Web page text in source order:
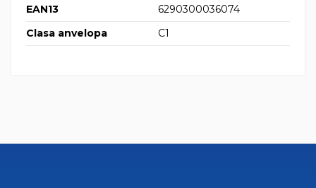
EAN13
6290300036074
Clasa anvelopa
C1